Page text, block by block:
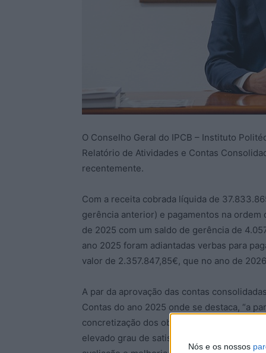
Nós e os nossos
O Conselho Geral do IPCB – Instituto
Relatório de Atividades e Contas
recentemente.
Com a receita cobrada líquida de
gerência anterior) e pagamentos na
de 2025 com um saldo de gerência de
ano 2025 foram adiantadas verbas para
valor de 2.357.847,85€, que no ano de
A par da aprovação das contas
Contas do ano 2025 onde se destaca, “a
concretização dos objetivos institucionais
elevado grau de satisfação da comunidade